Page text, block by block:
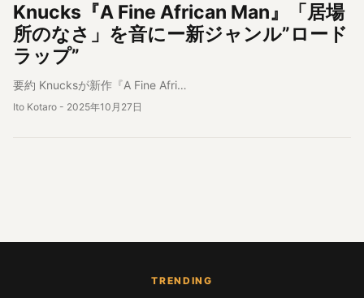
Knucks『A Fine African Man』「居場
所のなさ」を音にー新ジャンル”ロード
ラップ”
要約 Knucksが新作『A Fine Afri…
Ito Kotaro - 2025年10月27日
TRENDING